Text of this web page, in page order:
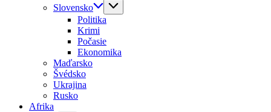
Slovensko
Politika
Krimi
Počasie
Ekonomika
Maďarsko
Švédsko
Ukrajina
Rusko
Afrika